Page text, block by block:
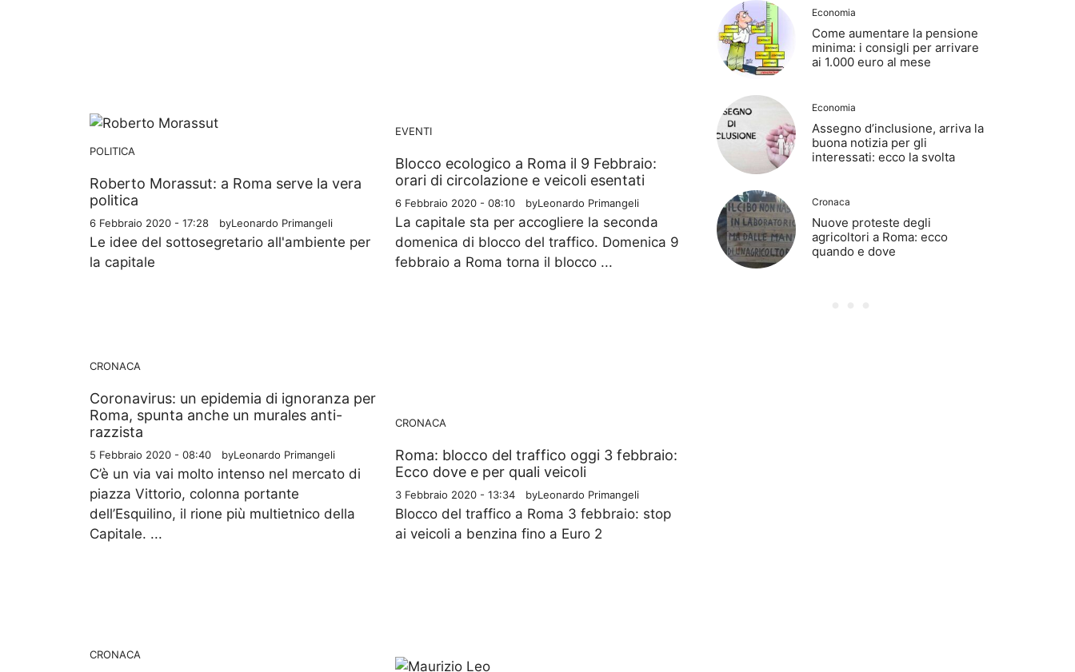
POLITICA
Roberto Morassut: a Roma serve la vera
politica
6 Febbraio 2020 - 17:28 byLeonardo Primangeli
Le idee del sottosegretario all'ambiente per
la capitale
EVENTI
Blocco ecologico a Roma il 9 Febbraio:
orari di circolazione e veicoli esentati
6 Febbraio 2020 - 08:10 byLeonardo Primangeli
La capitale sta per accogliere la seconda
domenica di blocco del traffico. Domenica 9
febbraio a Roma torna il blocco ...
CRONACA
Coronavirus: un epidemia di ignoranza per
Roma, spunta anche un murales anti-
razzista
5 Febbraio 2020 - 08:40 byLeonardo Primangeli
C’è un via vai molto intenso nel mercato di
piazza Vittorio, colonna portante
dell’Esquilino, il rione più multietnico della
Capitale. ...
CRONACA
Roma: blocco del traffico oggi 3 febbraio:
Ecco dove e per quali veicoli
3 Febbraio 2020 - 13:34 byLeonardo Primangeli
Blocco del traffico a Roma 3 febbraio: stop
ai veicoli a benzina fino a Euro 2
CRONACA
Economia
Come aumentare la pensione
minima: i consigli per arrivare
ai 1.000 euro al mese
Economia
Assegno d’inclusione, arriva la
buona notizia per gli
interessati: ecco la svolta
Cronaca
Nuove proteste degli
agricoltori a Roma: ecco
quando e dove